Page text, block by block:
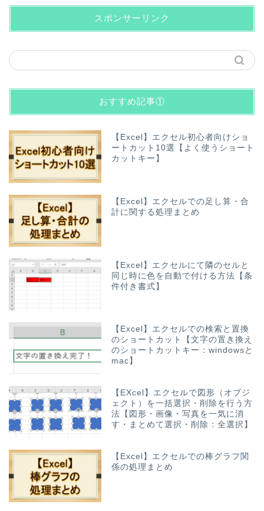
スポンサーリンク
おすすめ記事①
【Excel】エクセル初心者向けショ
ートカット10選【よく使うショート
カットキー】
【Excel】エクセルでの足し算・合
計に関する処理まとめ
【Excel】エクセルにて隣のセルと
同じ時に色を自動で付ける方法【条
件付き書式】
【Excel】エクセルでの検索と置換
のショートカット【文字の置き換え
のショートカットキー：windowsと
mac】
【EXcel】エクセルで図形（オブジ
ェクト）を一括選択・削除を行う方
法【図形・画像・写真を一気に消
す・まとめて選択・削除：全選択】
【Excel】エクセルでの棒グラフ関
係の処理まとめ